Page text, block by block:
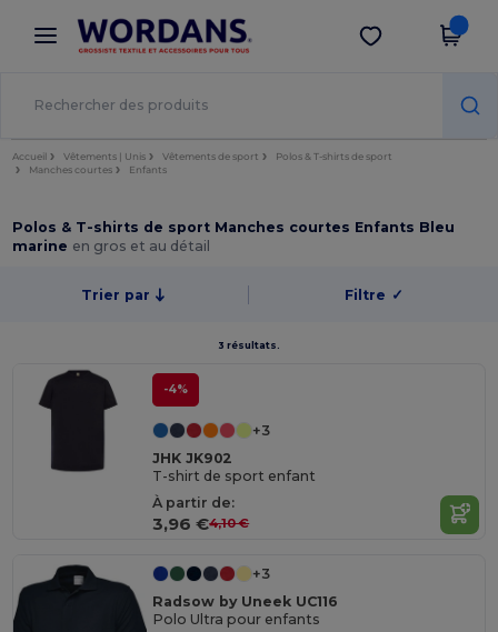
× Appli Wordans
Meilleurs prix sur l’app !
Obtenir l'appli
Accueil Vêtements | Unis Vêtements de sport
Polos & T-shirts de sport
Manches courtes
Enfants
Polos & T-shirts de sport Manches courtes Enfants Bleu
marine en gros et au détail
Trier par Filtre ✓
3 résultats.
-4%
+3
JHK JK902
T-shirt de sport enfant
À partir de:
3,96 €4,10 €
+3
Radsow by Uneek UC116
Polo Ultra pour enfants